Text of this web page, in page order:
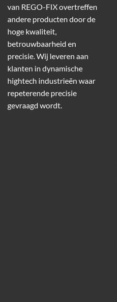
van REGO-FIX overtreffen
andere producten door de
hoge kwaliteit,
betrouwbaarheid en
precisie. Wij leveren aan
klanten in dynamische
hightech industrieën waar
repeterende precisie
gevraagd wordt.